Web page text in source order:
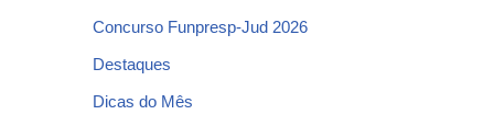
Concurso Funpresp-Jud 2026
Destaques
Dicas do Mês